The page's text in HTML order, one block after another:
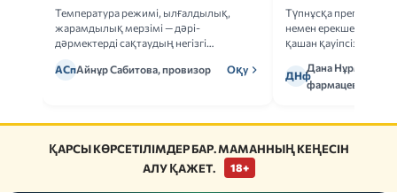
Температура режимі, ылғалдылық,
жарамдылық мерзімі — дәрі-
дәрмектерді сақтаудың негізгі
АСпАйнұр Сабитова, провизор Оқу
Түпнұсқа
немен ерекшеленеді
қашан қауіпсіз.
ДНф
Дана
фармацевт
ҚАРСЫ КӨРСЕТІЛІМДЕР БАР. МАМАННЫҢ КЕҢЕСІН
АЛУ ҚАЖЕТ.
18+